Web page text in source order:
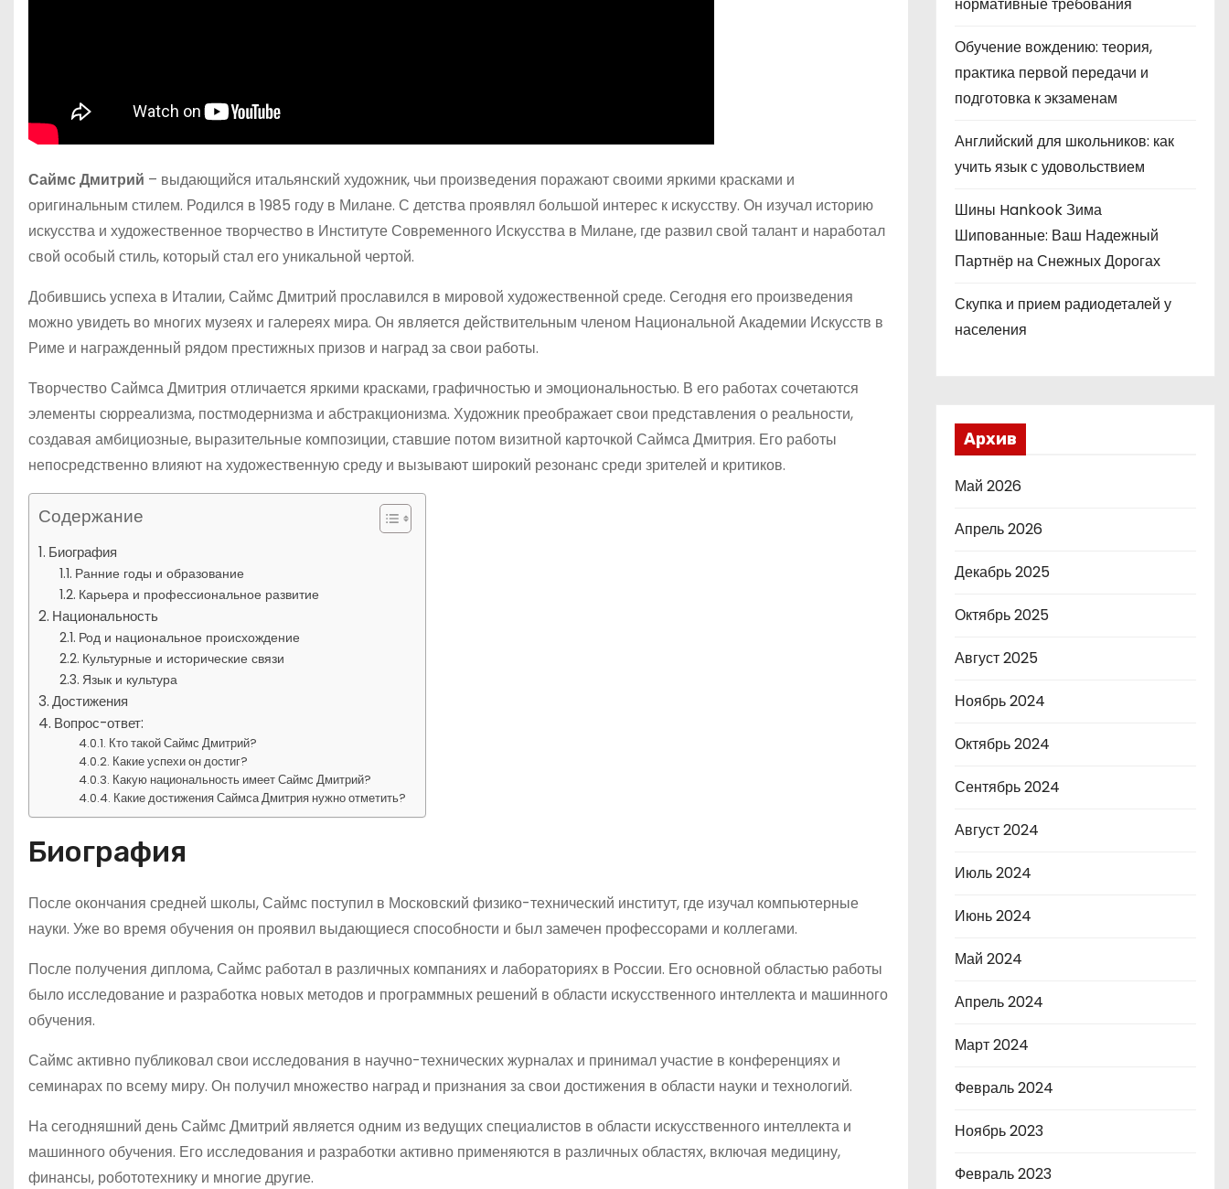
Саймс Дмитрий – выдающийся итальянский художник, чьи произведения поражают своими яркими красками и
оригинальным стилем. Родился в 1985 году в Милане. С детства проявлял большой интерес к искусству. Он изучал историю
искусства и художественное творчество в Институте Современного Искусства в Милане, где развил свой талант и наработал
свой особый стиль, который стал его уникальной чертой.
Добившись успеха в Италии, Саймс Дмитрий прославился в мировой художественной среде. Сегодня его произведения
можно увидеть во многих музеях и галереях мира. Он является действительным членом Национальной Академии Искусств в
Риме и награжденный рядом престижных призов и наград за свои работы.
Творчество Саймса Дмитрия отличается яркими красками, графичностью и эмоциональностью. В его работах сочетаются
элементы сюрреализма, постмодернизма и абстракционизма. Художник преображает свои представления о реальности,
создавая амбициозные, выразительные композиции, ставшие потом визитной карточкой Саймса Дмитрия. Его работы
непосредственно влияют на художественную среду и вызывают широкий резонанс среди зрителей и критиков.
Содержание
Биография
Ранние годы и образование
Карьера и профессиональное развитие
Национальность
Род и национальное происхождение
Культурные и исторические связи
Язык и культура
Достижения
Вопрос-ответ:
Кто такой Саймс Дмитрий?
Какие успехи он достиг?
Какую национальность имеет Саймс Дмитрий?
Какие достижения Саймса Дмитрия нужно отметить?
Биография
После окончания средней школы, Саймс поступил в Московский физико-технический институт, где изучал компьютерные
науки. Уже во время обучения он проявил выдающиеся способности и был замечен профессорами и коллегами.
После получения диплома, Саймс работал в различных компаниях и лабораториях в России. Его основной областью работы
было исследование и разработка новых методов и программных решений в области искусственного интеллекта и машинного
обучения.
Саймс активно публиковал свои исследования в научно-технических журналах и принимал участие в конференциях и
семинарах по всему миру. Он получил множество наград и признания за свои достижения в области науки и технологий.
На сегодняшний день Саймс Дмитрий является одним из ведущих специалистов в области искусственного интеллекта и
машинного обучения. Его исследования и разработки активно применяются в различных областях, включая медицину,
финансы, робототехнику и многие другие.
Обучение вождению: теория,
практика первой передачи и
подготовка к экзаменам
Английский для школьников: как
учить язык с удовольствием
Шины Hankook Зима
Шипованные: Ваш Надежный
Партнёр на Снежных Дорогах
Скупка и прием радиодеталей у
населения
Архив
Май 2026
Апрель 2026
Декабрь 2025
Октябрь 2025
Август 2025
Ноябрь 2024
Октябрь 2024
Сентябрь 2024
Август 2024
Июль 2024
Июнь 2024
Май 2024
Апрель 2024
Март 2024
Февраль 2024
Ноябрь 2023
Февраль 2023